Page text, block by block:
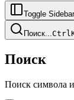
Toggle Sidebar
Поиск...Ctrl
Поиск
Поиск символа